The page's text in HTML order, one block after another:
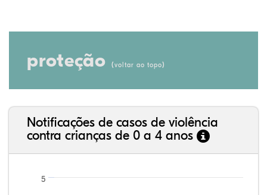
proteção (voltar ao topo)
Notificações de casos de violência
contra crianças de 0 a 4 anos
5